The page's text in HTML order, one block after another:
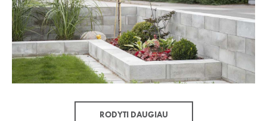
RODYTI DAUGIAU